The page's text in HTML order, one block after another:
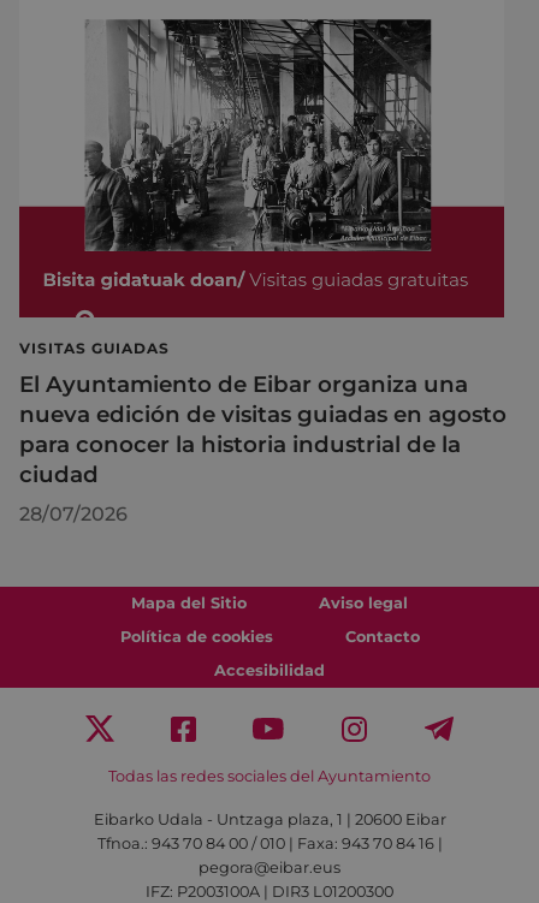
VISITAS GUIADAS
El Ayuntamiento de Eibar organiza una
nueva edición de visitas guiadas en agosto
para conocer la historia industrial de la
ciudad
28/07/2026
Mapa del Sitio
Aviso legal
Política de cookies
Contacto
Accesibilidad
Todas las redes sociales del Ayuntamiento
Eibarko Udala - Untzaga plaza, 1 | 20600 Eibar
Tfnoa.: 943 70 84 00 / 010 | Faxa: 943 70 84 16 |
pegora@eibar.eus
IFZ: P2003100A | DIR3 L01200300